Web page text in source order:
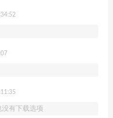
有下载选项